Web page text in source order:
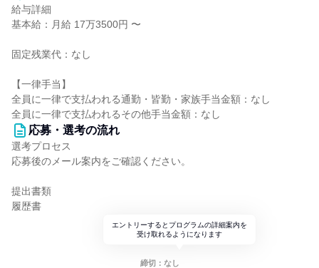
給与詳細
基本給：月給 17万3500円 〜
固定残業代：なし
【一律手当】
全員に一律で支払われる通勤・皆勤・家族手当金額：なし
全員に一律で支払われるその他手当金額：なし
応募・選考の流れ
選考プロセス
応募後のメール案内をご確認ください。
提出書類
履歴書
エントリーするとプログラムの詳細案内を
受け取れるようになります
締切：なし